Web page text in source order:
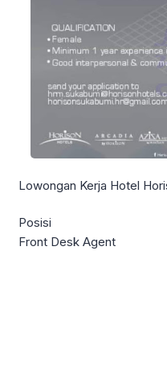
Lowongan Kerja Hotel
Posisi
Front Desk Agent